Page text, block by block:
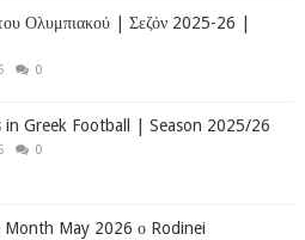
Ολυμπιακού | Σεζόν 2025-26 |
0
in Greek Football | Season 2025/26
0
May 2026 ο Rodinei